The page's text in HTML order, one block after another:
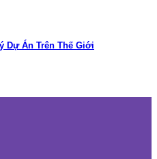
Dự Án Trên Thế Giới